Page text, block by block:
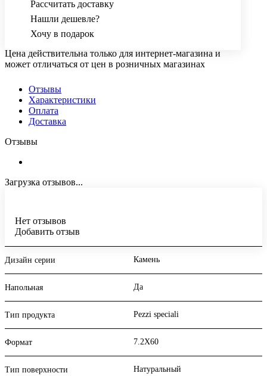
Рассчитать доставку
Нашли дешевле?
Хочу в подарок
Цена действительна только для интернет-магазина и
может отличаться от цен в розничных магазинах
Отзывы
Характеристики
Оплата
Доставка
Отзывы
Загрузка отзывов...
Нет отзывов
Добавить отзыв
Дизайн серии Камень
Напольная Да
Тип продукта Pezzi speciali
Формат 7.2X60
Тип поверхности Натуральный